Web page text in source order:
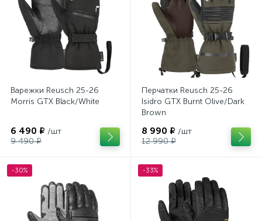
Варежки Reusch 25-26
Morris GTX Black/White
6 490 ₽ /шт
9 490 ₽
Перчатки Reusch 25-26
Isidro GTX Burnt Olive/Dark
Brown
8 990 ₽ /шт
12 990 ₽
-30% -33%